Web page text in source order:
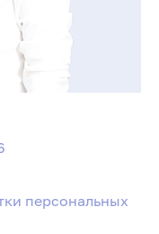
персональных